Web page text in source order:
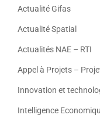
Actualité Gifas
Actualité Spatial
Actualités NAE – RTI
Appel à Projets –
Innovation et
Intelligence